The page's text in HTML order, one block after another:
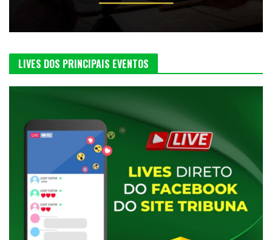
LIVES DOS PRINCIPAIS EVENTOS